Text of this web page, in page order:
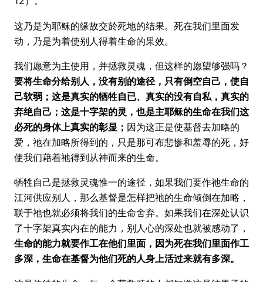
这乃是为耶稣的缘故交於死地的结果。死在我们里面发
动，乃是为着使别人得着生命的果效。
我们愿意为主使用，并拯救灵魂，但这样的愿望够强吗？
要将生命分给别人，没有别的途径，只有倒空自己，使自
己软弱；这是真实的牺牲自已、真实的没有自私，真实的
弃绝自己；这是十字架的灵，也是主耶稣的生命在我们这
必死的身体上真实的彰显； 因为这正是使基督去加略的
爱，祂在加略所得到的，只是那可布悲惨和羞辱的死，好
使我们藉着祂得到从神而来的生命。
牺牲自己是拯救灵魂惟一的途径，如果我们要作祂生命的
江河供应别人，那么基督是怎样把祂的生命倾倒在加略，
联于祂也就必须将我们的生命舍弃。如果我们在深处认识
了十字架真实内在的能力，别人心的深处也就被感动了，
生命的能力就要作工在他们里面，因为死在我们里面作工
多深，生命在基督为他们死的人身上活过来就有多深。